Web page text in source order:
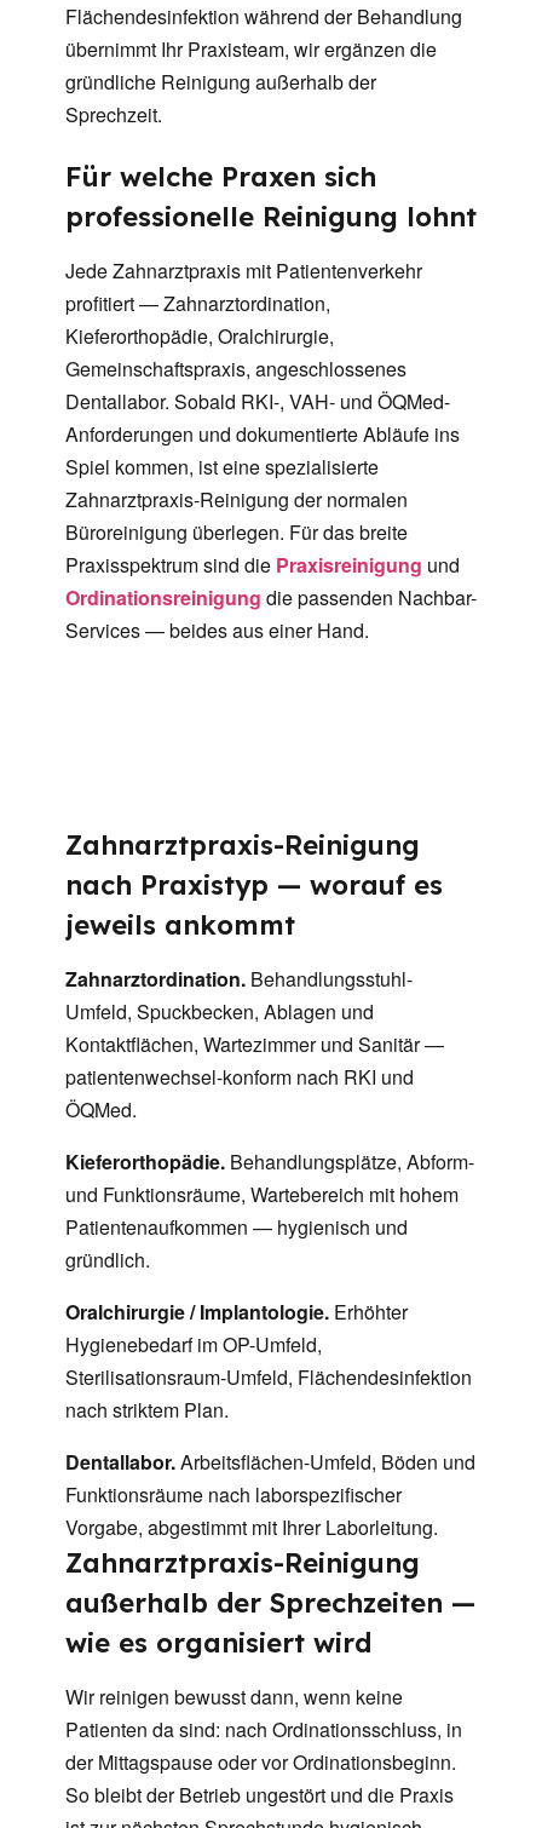
Flächendesinfektion während der Behandlung
übernimmt Ihr Praxisteam, wir ergänzen die
gründliche Reinigung außerhalb der
Sprechzeit.
Für welche Praxen sich
professionelle Reinigung lohnt
Jede Zahnarztpraxis mit Patientenverkehr
profitiert — Zahnarztordination,
Kieferorthopädie, Oralchirurgie,
Gemeinschaftspraxis, angeschlossenes
Dentallabor. Sobald RKI-, VAH- und ÖQMed-
Anforderungen und dokumentierte Abläufe ins
Spiel kommen, ist eine spezialisierte
Zahnarztpraxis-Reinigung der normalen
Büroreinigung überlegen. Für das breite
Praxisspektrum sind die Praxisreinigung und
Ordinationsreinigung die passenden Nachbar-
Services — beides aus einer Hand.
Zahnarztpraxis-Reinigung
nach Praxistyp — worauf es
jeweils ankommt
Zahnarztordination. Behandlungsstuhl-
Umfeld, Spuckbecken, Ablagen und
Kontaktflächen, Wartezimmer und Sanitär —
patientenwechsel-konform nach RKI und
ÖQMed.
Kieferorthopädie. Behandlungsplätze, Abform-
und Funktionsräume, Wartebereich mit hohem
Patientenaufkommen — hygienisch und
gründlich.
Oralchirurgie / Implantologie. Erhöhter
Hygienebedarf im OP-Umfeld,
Sterilisationsraum-Umfeld, Flächendesinfektion
nach striktem Plan.
Dentallabor.Arbeitsflächen-Umfeld, Böden und
Funktionsräume nach laborspezifischer
Vorgabe, abgestimmt mit Ihrer Laborleitung.
Zahnarztpraxis-Reinigung
außerhalb der Sprechzeiten —
wie es organisiert wird
Wir reinigen bewusst dann, wenn keine
Patienten da sind: nach Ordinationsschluss, in
der Mittagspause oder vor Ordinationsbeginn.
So bleibt der Betrieb ungestört und die Praxis